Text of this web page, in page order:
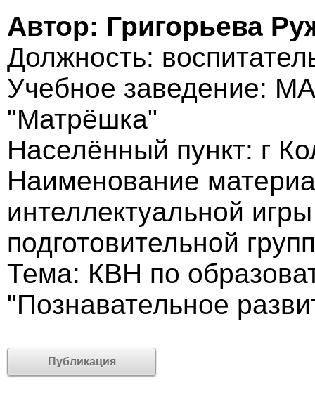
Автор: Григорьева
Должность:
Учебное заведение:
"Матрёшка"
Населённый пункт: г
Наименование
интеллектуальной
подготовительной
Тема: КВН по
"Познавательное
Публикация